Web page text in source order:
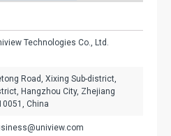
Technologies Co., Ltd.
Road, Xixing Sub-district,
Hangzhou City, Zhejiang
China